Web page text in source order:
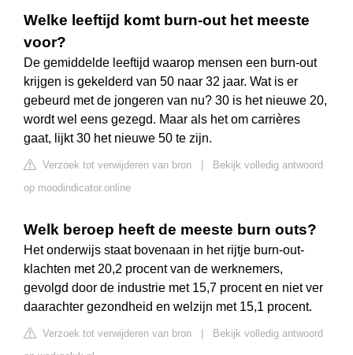
Welke leeftijd komt burn-out het meeste
voor?
De gemiddelde leeftijd waarop mensen een burn-out
krijgen is gekelderd van 50 naar 32 jaar. Wat is er
gebeurd met de jongeren van nu? 30 is het nieuwe 20,
wordt wel eens gezegd. Maar als het om carrières
gaat, lijkt 30 het nieuwe 50 te zijn.
Verzoek tot verwijderen van bron
Bekijk volledig antwoord
op moodindicator.online
Welk beroep heeft de meeste burn outs?
Het onderwijs staat bovenaan in het rijtje burn-out-
klachten met 20,2 procent van de werknemers,
gevolgd door de industrie met 15,7 procent en niet ver
daarachter gezondheid en welzijn met 15,1 procent.
Verzoek tot verwijderen van bron
Bekijk volledig antwoord